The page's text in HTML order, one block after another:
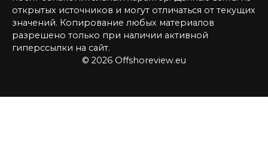
открытых источников и могут отличаться от текущих
значений. Копирование любых материалов
разрешено только при наличии активной
гиперссылки на сайт.
© 2026 Offshoreview.eu